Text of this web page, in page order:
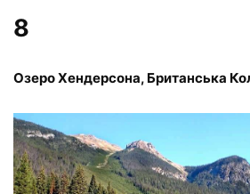
8
Озеро Хендерсона, Британська